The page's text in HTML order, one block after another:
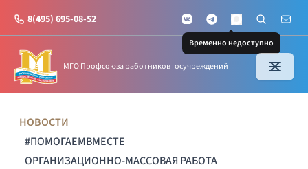
8(495) 695-08-52 VKontakteTelegramMAX
Временно недоступно
Поиск по
Почта
МГО Профсоюза работников госучреждений
НОВОСТИ
#ПОМОГАЕМВМЕСТЕ
ОРГАНИЗАЦИОННО-МАССОВАЯ РАБОТА